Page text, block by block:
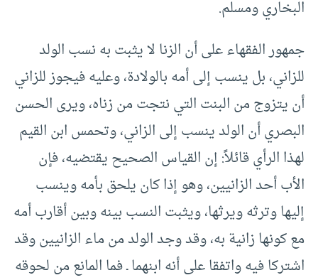
البخاري ومسلم.
جمهور الفقهاء على أن الزنا لا يثبت به نسب الولد
للزاني، بل ينسب إلى أمه بالولادة، وعليه فيجوز للزاني
أن يتزوج من البنت التي نتجت من زناه، ويرى الحسن
البصري أن الولد ينسب إلى الزاني، وتحمس ابن القيم
لهذا الرأي قائلاً: إن القياس الصحيح يقتضيه، فإن
الأب أحد الزانيين، وهو إذا كان يلحق بأمه وينسب
إليها وترثه ويرثها، ويثبت النسب بينه وبين أقارب أمه
مع كونها زانية به، وقد وجد الولد من ماء الزانيين وقد
اشتركا فيه واتفقا على أنه ابنهما ـ فما المانع من لحوقه